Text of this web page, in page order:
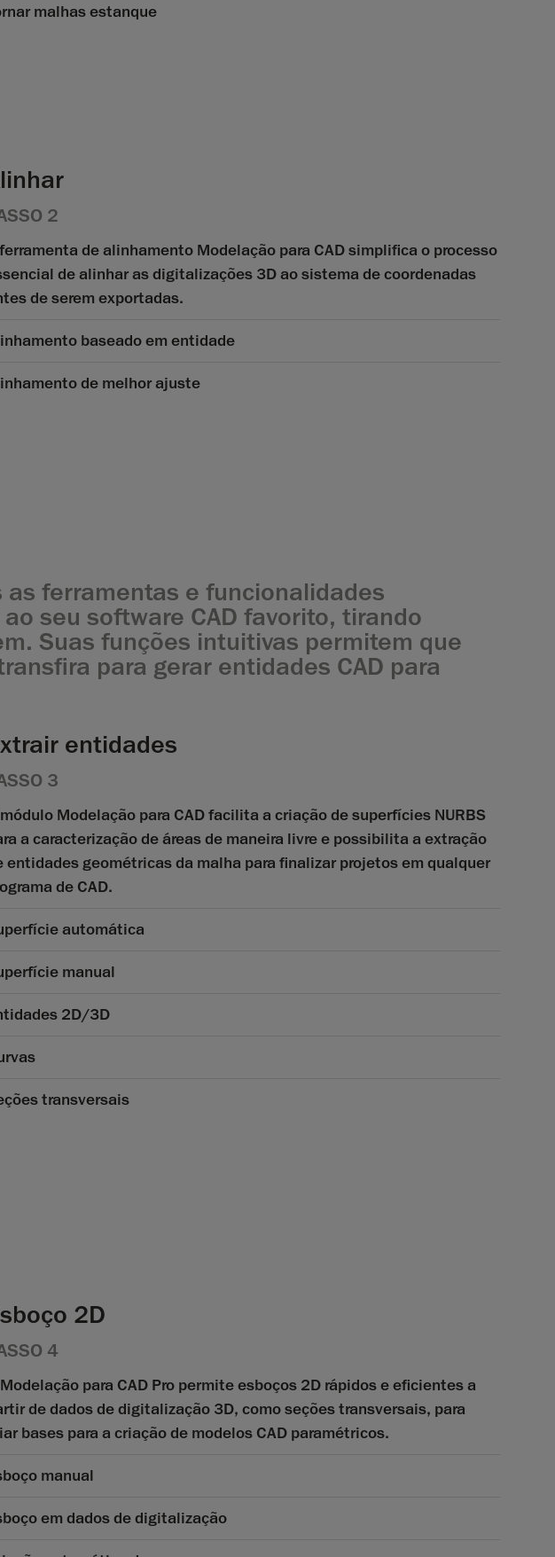
malhas estanque
2
de alinhamento Modelação para CAD simplifica o processo
de alinhar as digitalizações 3D ao sistema de coordenadas
de serem exportadas.
baseado em entidade
de melhor ajuste
ferramentas e funcionalidades
seu software CAD favorito, tirando
Suas funções intuitivas permitem que
para gerar entidades CAD para
entidades
3
Modelação para CAD facilita a criação de superfícies NURBS
a caracterização de áreas de maneira livre e possibilita a extração
entidades geométricas da malha para finalizar projetos em qualquer
de CAD.
automática
manual
2D/3D
transversais
2D
4
para CAD Pro permite esboços 2D rápidos e eficientes a
de dados de digitalização 3D, como seções transversais, para
bases para a criação de modelos CAD paramétricos.
manual
em dados de digitalização